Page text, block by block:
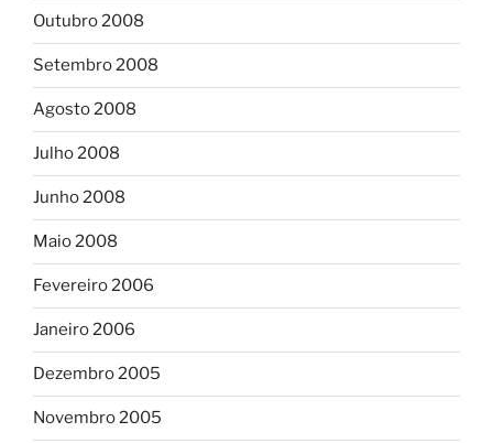
Outubro 2008
Setembro 2008
Agosto 2008
Julho 2008
Junho 2008
Maio 2008
Fevereiro 2006
Janeiro 2006
Dezembro 2005
Novembro 2005